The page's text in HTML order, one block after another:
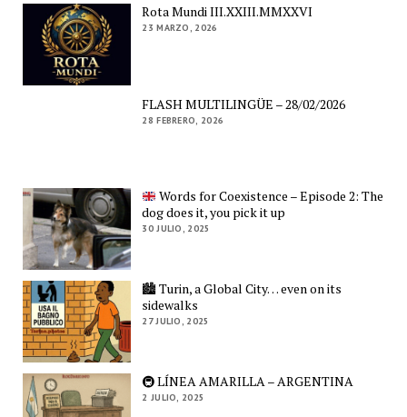
Rota Mundi III.XXIII.MMXXVI
23 MARZO, 2026
FLASH MULTILINGÜE – 28/02/2026
28 FEBRERO, 2026
Words for Coexistence – Episode 2: The
dog does it, you pick it up
30 JULIO, 2025
🏙️ Turin, a Global City… even on its
sidewalks
27 JULIO, 2025
🚇 LÍNEA AMARILLA – ARGENTINA
2 JULIO, 2025